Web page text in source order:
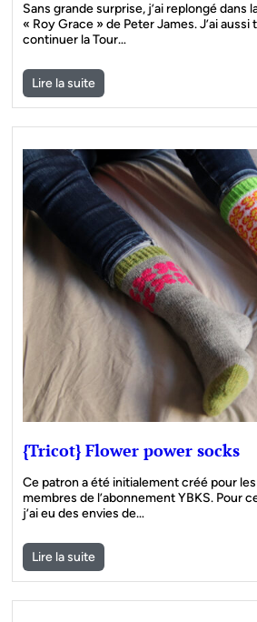
Sans grande surprise, j’ai replongé dans
« Roy Grace » de Peter James. J’ai aussi
continuer la Tour…
Lire la suite
{Tricot} Flower power socks
Ce patron a été initialement créé pour les
membres de l’abonnement YBKS. Pour
j’ai eu des envies de…
Lire la suite